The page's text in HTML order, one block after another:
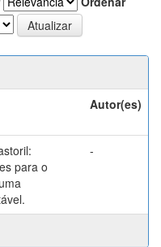
Autor(es)
para o
-